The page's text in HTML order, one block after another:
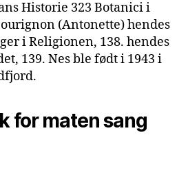
Historie 323 Botanici i
(Antonette) hendes
i Religionen, 138. hendes
139. Nes ble født i 1943 i
for maten sang